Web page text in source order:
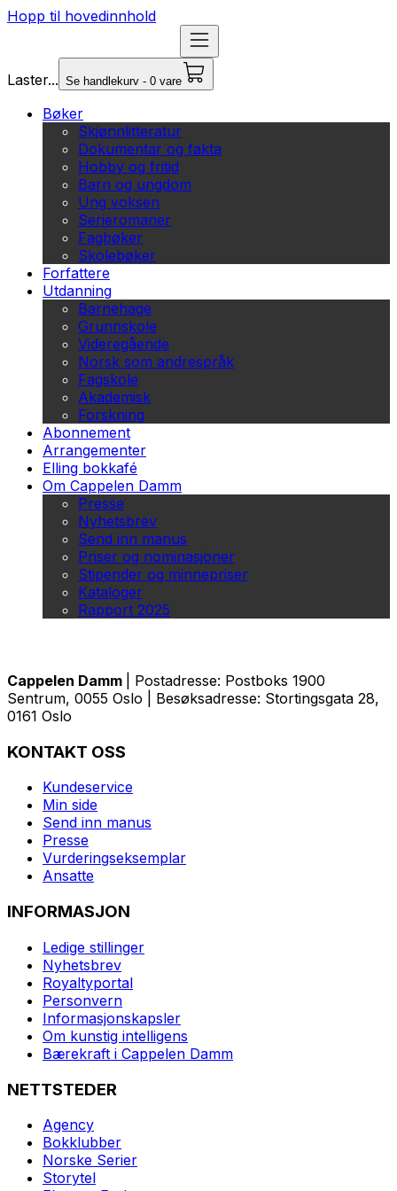
Hopp til hovedinnhold
Laster... Se handlekurv - 0 vare
Bøker
Skjønnlitteratur
Dokumentar og fakta
Hobby og fritid
Barn og ungdom
Ung voksen
Serieromaner
Fagbøker
Skolebøker
Forfattere
Utdanning
Barnehage
Grunnskole
Videregående
Norsk som andrespråk
Fagskole
Akademisk
Forskning
Abonnement
Arrangementer
Elling bokkafé
Om Cappelen Damm
Presse
Nyhetsbrev
Send inn manus
Priser og nominasjoner
Stipender og minnepriser
Kataloger
Rapport 2025
Cappelen Damm
| Postadresse: Postboks 1900
Sentrum, 0055 Oslo | Besøksadresse: Stortingsgata 28,
0161 Oslo
KONTAKT OSS
Kundeservice
Min side
Send inn manus
Presse
Vurderingseksemplar
Ansatte
INFORMASJON
Ledige stillinger
Nyhetsbrev
Royaltyportal
Personvern
Informasjonskapsler
Om kunstig intelligens
Bærekraft i Cappelen Damm
NETTSTEDER
Agency
Bokklubber
Norske Serier
Storytel